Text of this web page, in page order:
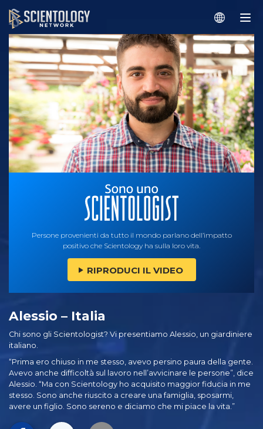
Persone provenienti da tutto il mondo parlano dell’impatto
positivo che Scientology ha sulla loro vita.
RIPRODUCI IL VIDEO
Alessio – Italia
Chi sono gli Scientologist? Vi presentiamo Alessio, un giardiniere
italiano.
“Prima ero chiuso in me stesso, avevo persino paura della gente.
Avevo anche difficoltà sul lavoro nell’avvicinare le persone”, dice
Alessio. “Ma con Scientology ho acquisito maggior fiducia in me
stesso. Sono anche riuscito a creare una famiglia, sposarmi,
avere un figlio. Sono sereno e diciamo che mi piace la vita.”